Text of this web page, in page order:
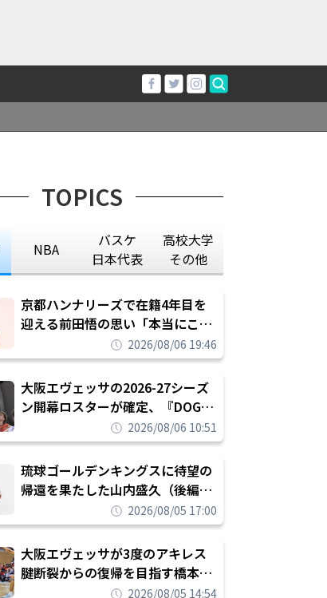
TOPICS
NBA
バスケ
日本代表
高校大学
その他
京都ハンナリーズで在籍4年目を
迎える前田悟の思い「本当にこの
チームで勝ちたい、負けたまま舐
められたまま終わりたくない」
2026/08/06 19:46
大阪エヴェッサの2026-27シーズ
ン開幕ロスターが確定、『DOG
FIGHT』のチームカルチャーを推
し進めて結果を求めるシーズンへ
2026/08/06 10:51
琉球ゴールデンキングスに待望の
帰還を果たした山内盛久（後編）
「1人のウチナーンチュとしてみ
んなが誇りに思えるチームにして
いく」
2026/08/05 17:00
大阪エヴェッサが3度のアキレス
腱断裂からの復帰を目指す橋本拓
哉と契約を締結「もう一度コート
2026/08/05 14:54